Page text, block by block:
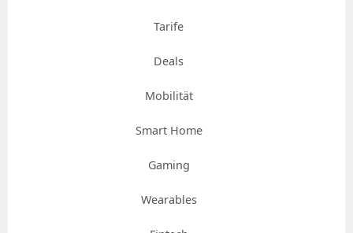
Tarife
Deals
Mobilität
Smart Home
Gaming
Wearables